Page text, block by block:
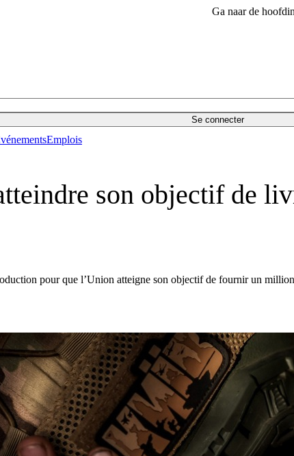
Ga naar de
Se connecter
Emplois
son objectif de
pour que l’Union atteigne son objectif de fournir un